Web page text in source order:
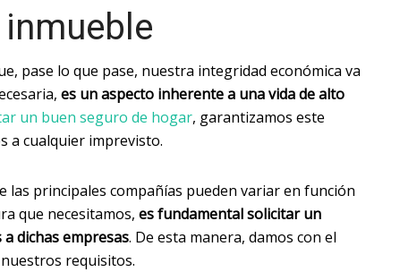
pase lo que pase, nuestra integridad económica va
es un aspecto inherente a una vida de alto
un buen seguro de hogar, garantizamos este
a cualquier imprevisto.
las principales compañías pueden variar en función
que necesitamos, es fundamental solicitar un
dichas empresas. De esta manera, damos con el
requisitos.